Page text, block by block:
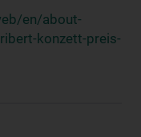
en/about-
konzett-preis-